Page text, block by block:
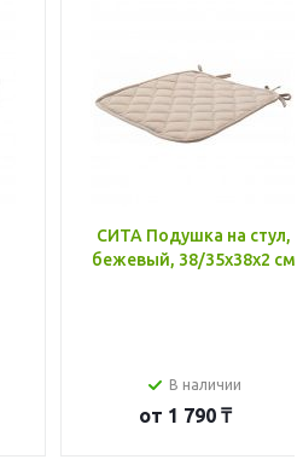
СИТА Подушка на стул,
бежевый, 38/35x38x2 см
В наличии
от 1 790 ₸